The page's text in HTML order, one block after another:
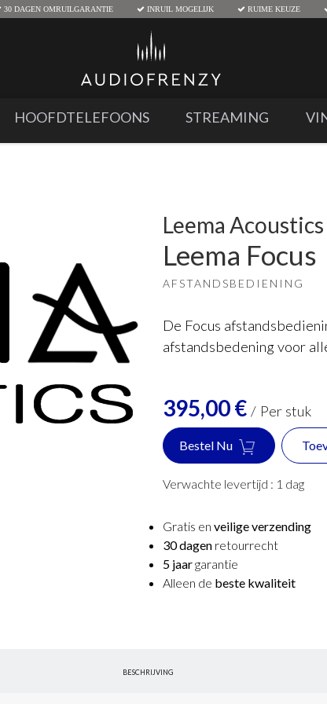
30 DAGEN OMRUILGARANTIE INRUIL MOGELIJK RUIME KEUZE
HOOFDTELEFOONS STREAMING
Leema Acoustics
Leema Focus
AFSTANDSBEDIENING
De Focus
afstandsbedening voor
395,00€ / Per stuk
Bestel Nu
Verwachte levertijd : 1 dag
Gratis en veilige verzending
30 dagen retourrecht
5 jaargarantie
Alleen de beste kwaliteit
BESCHRIJVING